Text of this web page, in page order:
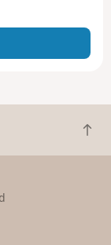
Z
u